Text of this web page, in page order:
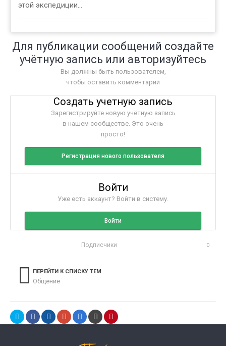
этой экспедиции...
Для публикации сообщений создайте
учётную запись или авторизуйтесь
Вы должны быть пользователем,
чтобы оставить комментарий
Создать учетную запись
Зарегистрируйте новую учётную запись
в нашем сообществе. Это очень
просто!
Регистрация нового пользователя
Войти
Уже есть аккаунт? Войти в систему.
Войти
Подписчики 0
ПЕРЕЙТИ К СПИСКУ ТЕМ
Общение